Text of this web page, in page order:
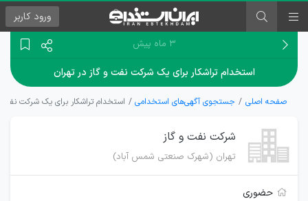
ورود کاربر
۳ ماه پیش
استخدام تراشکار برای یک شرکت نفت و گاز در تهران
صفحه اصلی جستجوی آگهی‌های استخدامی استخدام تراشکار برای یک شرکت نفت
شرکت نفت و گاز
تهران (شهرک صنعتی شمس آباد)
حضوری